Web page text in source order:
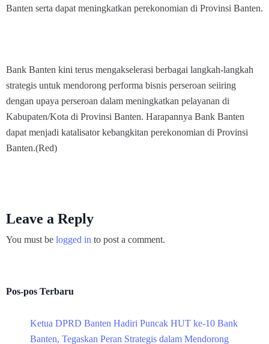
Banten serta dapat meningkatkan perekonomian di Provinsi Banten.
Bank Banten kini terus mengakselerasi berbagai langkah-langkah
strategis untuk mendorong performa bisnis perseroan seiiring
dengan upaya perseroan dalam meningkatkan pelayanan di
Kabupaten/Kota di Provinsi Banten. Harapannya Bank Banten
dapat menjadi katalisator kebangkitan perekonomian di Provinsi
Banten.(Red)
Leave a Reply
You must be logged in to post a comment.
Pos-pos Terbaru
Ketua DPRD Banten Hadiri Puncak HUT ke-10 Bank
Banten, Tegaskan Peran Strategis dalam Mendorong